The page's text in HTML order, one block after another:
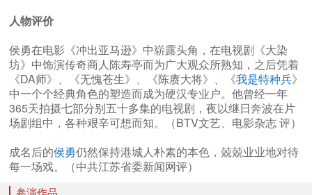
人物评价
侯勇在电影《冲出亚马逊》中崭露头角，在电视剧《大染
坊》中饰演传奇商人陈寿亭而为广大观众所熟知，之后凭着
《DA师》、《无愧苍生》、《陈赓大将》、《我是特种兵》
中一个个经典角色的塑造而成为硬汉专业户。他曾经一年
365天拍摄七部分别五十多集的电视剧，夜以继日奔波在片
场剧组中，各种艰辛可想而知。（BTV文艺、电影杂志 评）
成名后的侯勇仍然保持港城人朴素的本色，兢兢业业地对待
每一场戏。（中共江苏省委新闻网评）
参演作品